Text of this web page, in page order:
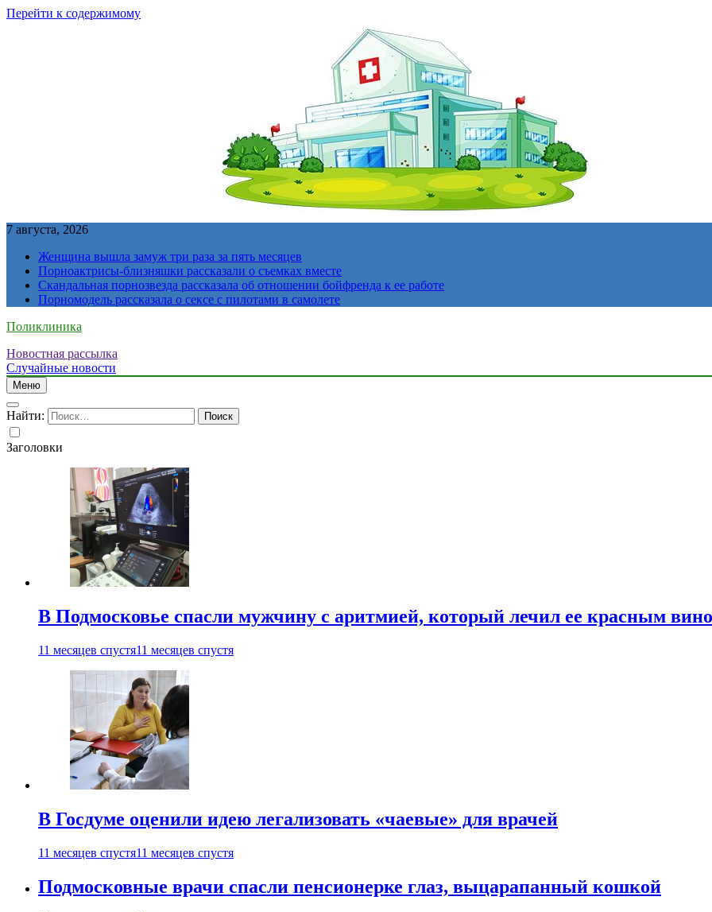
Перейти к содержимому
7 августа, 2026
Женщина вышла замуж три раза за пять месяцев
Порноактрисы-близняшки рассказали о съемках вместе
Скандальная порнозвезда рассказала об отношении бойфренда к ее работе
Порномодель рассказала о сексе с пилотами в самолете
Поликлиника
Новостная рассылка
Случайные новости
Меню
Найти:
Заголовки
В Подмосковье спасли мужчину с аритмией, который лечил ее красным
11 месяцев спустя11 месяцев спустя
В Госдуме оценили идею легализовать «чаевые» для врачей
11 месяцев спустя11 месяцев спустя
Подмосковные врачи спасли пенсионерке глаз, выцарапанный кошкой